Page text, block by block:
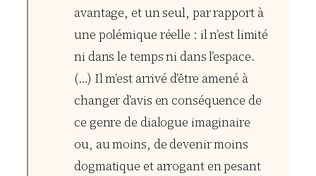
avantage, et un seul, par rapport à
une polémique réelle : il n’est limité
ni dans le temps ni dans l’espace.
(…) Il m’est arrivé d’être amené à
changer d’avis en conséquence de
ce genre de dialogue imaginaire
ou, au moins, de devenir moins
dogmatique et arrogant en pesant